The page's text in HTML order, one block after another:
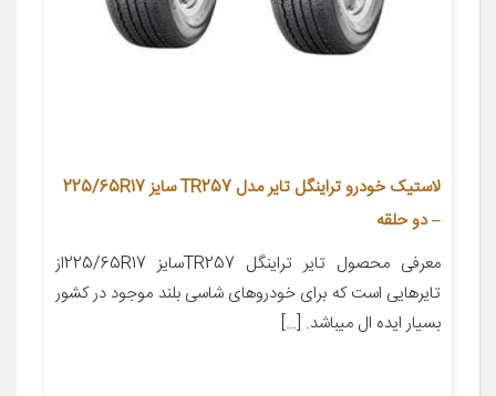
لاستیک خودرو تراینگل تایر مدل TR257 سایز 225/65R17
– دو حلقه
معرفی محصول تایر تراینگل TR257سایز 225/65R17از
تایرهایی است که برای خودروهای شاسی بلند موجود در کشور
بسیار ایده ال میباشد. […]